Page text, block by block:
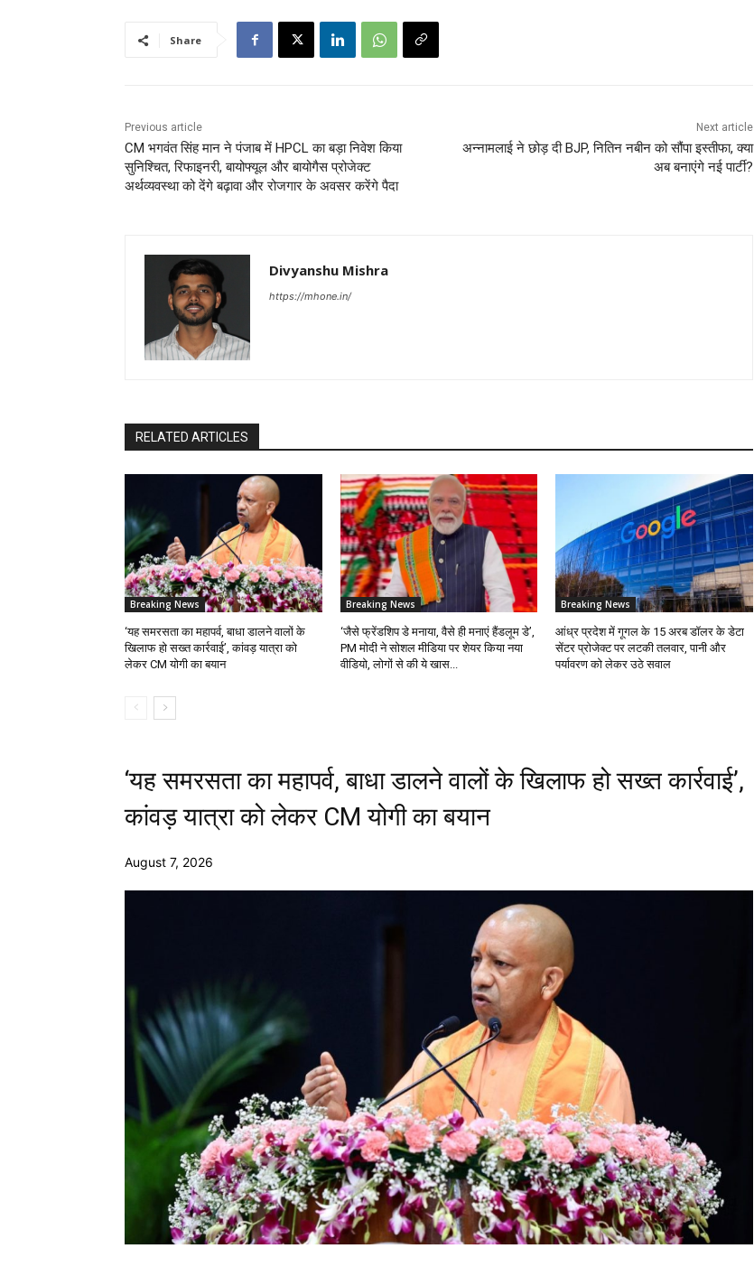
Share
Previous article
CM भगवंत सिंह मान ने पंजाब में HPCL का बड़ा निवेश किया
सुनिश्चित, रिफाइनरी, बायोफ्यूल और बायोगैस प्रोजेक्ट
अर्थव्यवस्था को देंगे बढ़ावा और रोजगार के अवसर करेंगे पैदा
Next article
अन्नामलाई ने छोड़ दी BJP, नितिन नबीन को सौंपा इस्तीफा, क्या
अब बनाएंगे नई पार्टी?
Divyanshu Mishra
https://mhone.in/
RELATED ARTICLES
Breaking News
‘यह समरसता का महापर्व, बाधा डालने वालों के
खिलाफ हो सख्त कार्रवाई’, कांवड़ यात्रा को
लेकर CM योगी का बयान
Breaking News
‘जैसे फ्रेंडशिप डे मनाया, वैसे ही मनाएं हैंडलूम डे’,
PM मोदी ने सोशल मीडिया पर शेयर किया नया
वीडियो, लोगों से की ये खास...
Breaking News
आंध्र प्रदेश में गूगल के 15 अरब डॉलर के डेटा
सेंटर प्रोजेक्ट पर लटकी तलवार, पानी और
पर्यावरण को लेकर उठे सवाल
‘यह समरसता का महापर्व, बाधा डालने वालों के खिलाफ हो सख्त कार्रवाई’,
कांवड़ यात्रा को लेकर CM योगी का बयान
August 7, 2026